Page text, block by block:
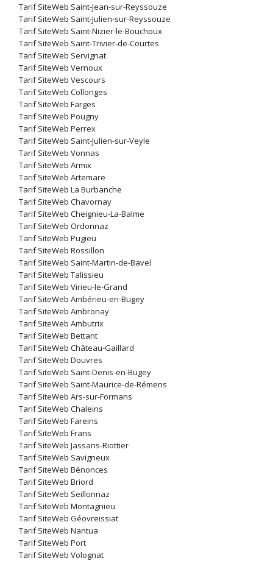
Tarif SiteWeb Saint-Jean-sur-Reyssouze
Tarif SiteWeb Saint-Julien-sur-Reyssouze
Tarif SiteWeb Saint-Nizier-le-Bouchoux
Tarif SiteWeb Saint-Trivier-de-Courtes
Tarif SiteWeb Servignat
Tarif SiteWeb Vernoux
Tarif SiteWeb Vescours
Tarif SiteWeb Collonges
Tarif SiteWeb Farges
Tarif SiteWeb Pougny
Tarif SiteWeb Perrex
Tarif SiteWeb Saint-Julien-sur-Veyle
Tarif SiteWeb Vonnas
Tarif SiteWeb Armix
Tarif SiteWeb Artemare
Tarif SiteWeb La Burbanche
Tarif SiteWeb Chavornay
Tarif SiteWeb Cheignieu-La-Balme
Tarif SiteWeb Ordonnaz
Tarif SiteWeb Pugieu
Tarif SiteWeb Rossillon
Tarif SiteWeb Saint-Martin-de-Bavel
Tarif SiteWeb Talissieu
Tarif SiteWeb Virieu-le-Grand
Tarif SiteWeb Ambérieu-en-Bugey
Tarif SiteWeb Ambronay
Tarif SiteWeb Ambutrix
Tarif SiteWeb Bettant
Tarif SiteWeb Château-Gaillard
Tarif SiteWeb Douvres
Tarif SiteWeb Saint-Denis-en-Bugey
Tarif SiteWeb Saint-Maurice-de-Rémens
Tarif SiteWeb Ars-sur-Formans
Tarif SiteWeb Chaleins
Tarif SiteWeb Fareins
Tarif SiteWeb Frans
Tarif SiteWeb Jassans-Riottier
Tarif SiteWeb Savigneux
Tarif SiteWeb Bénonces
Tarif SiteWeb Briord
Tarif SiteWeb Seillonnaz
Tarif SiteWeb Montagnieu
Tarif SiteWeb Géovreissiat
Tarif SiteWeb Nantua
Tarif SiteWeb Port
Tarif SiteWeb Volognat